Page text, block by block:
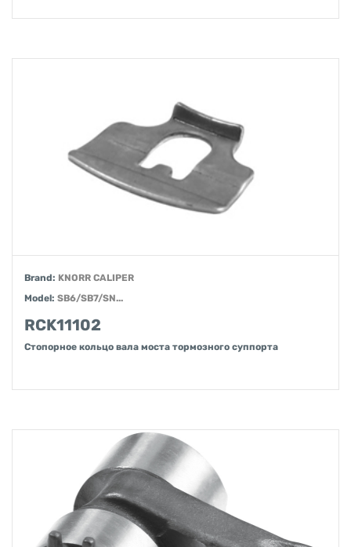
Brand: KNORR CALIPER
Model: SB6/SB7/SN...
RCK11102
Стопорное кольцо вала моста тормозного суппорта